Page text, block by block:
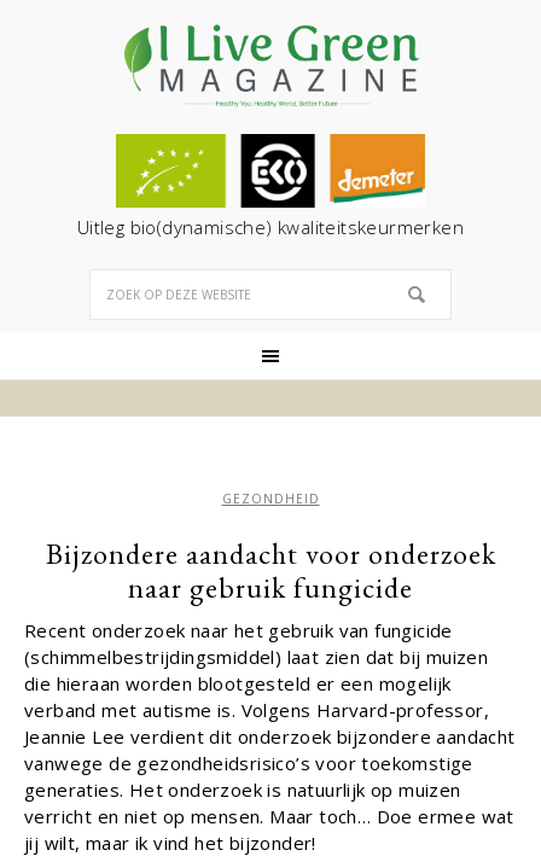
Uitleg bio(dynamische) kwaliteitskeurmerken
GEZONDHEID
Bijzondere aandacht voor onderzoek
naar gebruik fungicide
Recent onderzoek naar het gebruik van fungicide
(schimmelbestrijdingsmiddel) laat zien dat bij muizen
die hieraan worden blootgesteld er een mogelijk
verband met autisme is. Volgens Harvard-professor,
Jeannie Lee verdient dit onderzoek bijzondere aandacht
vanwege de gezondheidsrisico’s voor toekomstige
generaties. Het onderzoek is natuurlijk op muizen
verricht en niet op mensen. Maar toch… Doe ermee wat
jij wilt, maar ik vind het bijzonder!